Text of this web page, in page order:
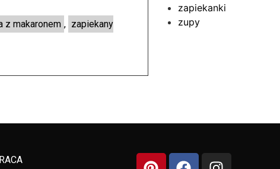
z makaronem , zapiekany
zapiekanki
zupy